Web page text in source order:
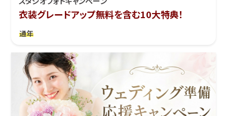
衣装グレードアップ無料を含む10大特典！
通年